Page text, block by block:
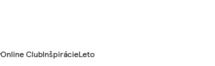
Online ClubInšpirácieLeto